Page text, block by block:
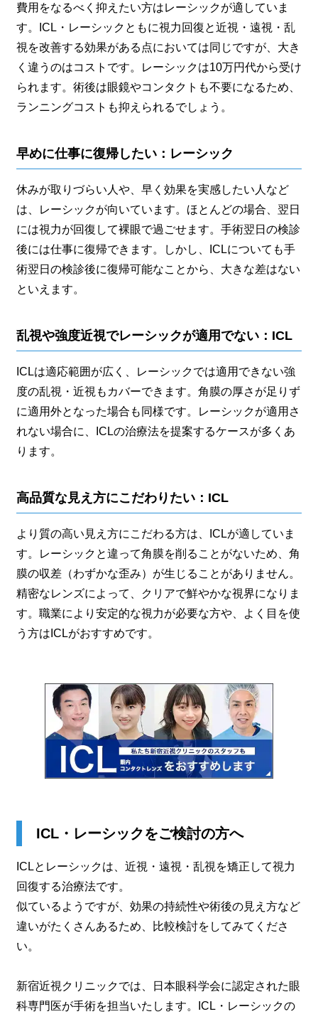
費用をなるべく抑えたい方はレーシックが適していま
す。ICL・レーシックともに視力回復と近視・遠視・乱
視を改善する効果がある点においては同じですが、大き
く違うのはコストです。レーシックは10万円代から受け
られます。術後は眼鏡やコンタクトも不要になるため、
ランニングコストも抑えられるでしょう。
早めに仕事に復帰したい：レーシック
休みが取りづらい人や、早く効果を実感したい人など
は、レーシックが向いています。ほとんどの場合、翌日
には視力が回復して裸眼で過ごせます。手術翌日の検診
後には仕事に復帰できます。しかし、ICLについても手
術翌日の検診後に復帰可能なことから、大きな差はない
といえます。
乱視や強度近視でレーシックが適用でない：ICL
ICLは適応範囲が広く、レーシックでは適用できない強
度の乱視・近視もカバーできます。角膜の厚さが足りず
に適用外となった場合も同様です。レーシックが適用さ
れない場合に、ICLの治療法を提案するケースが多くあ
ります。
高品質な見え方にこだわりたい：ICL
より質の高い見え方にこだわる方は、ICLが適していま
す。レーシックと違って角膜を削ることがないため、角
膜の収差（わずかな歪み）が生じることがありません。
精密なレンズによって、クリアで鮮やかな視界になりま
す。職業により安定的な視力が必要な方や、よく目を使
う方はICLがおすすめです。
ICL・レーシックをご検討の方へ
ICLとレーシックは、近視・遠視・乱視を矯正して視力
回復する治療法です。
似ているようですが、効果の持続性や術後の見え方など
違いがたくさんあるため、比較検討をしてみてくださ
い。
新宿近視クリニックでは、日本眼科学会に認定された眼
科専門医が手術を担当いたします。ICL・レーシックの